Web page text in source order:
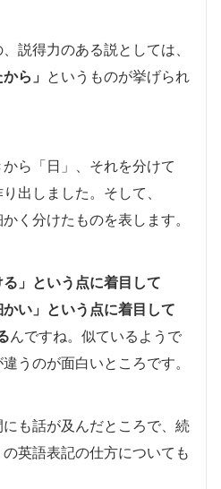
説得力のある説としては、
ら」 というものが挙げられ
ら「日」、それを分けて
出しました。そして、
く分けたものを表します。
」という点に着目して
かい」という点に着目して
んですね。似ているようで
うのが面白いところです。
も話が及んだところで、続
英語表記の仕方についても